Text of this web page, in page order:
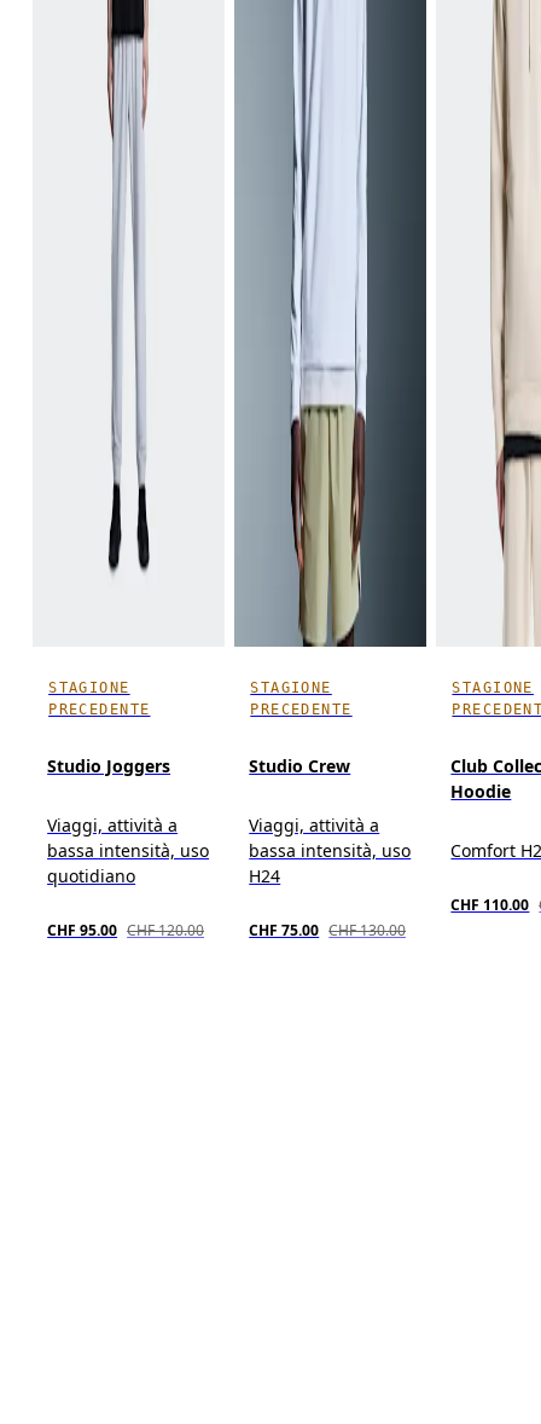
STAGIONE
PRECEDENTE
Studio Joggers
Viaggi, attività a
bassa intensità, uso
quotidiano
CHF 95.00 CHF 120.00
STAGIONE
PRECEDENTE
Studio Crew
Viaggi, attività a
bassa intensità, uso
H24
CHF 75.00 CHF 130.00
STAGIONE
Club
Hoodie
Comfort
CHF 110.00